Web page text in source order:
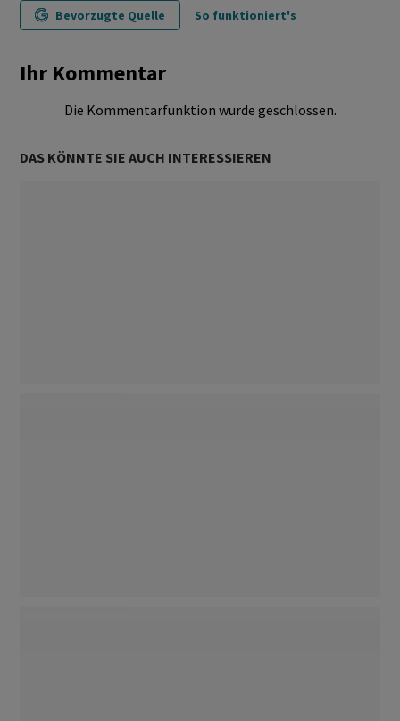
Bevorzugte Quelle So funktioniert's
Ihr Kommentar
Die Kommentarfunktion wurde geschlossen.
DAS KÖNNTE SIE AUCH INTERESSIEREN